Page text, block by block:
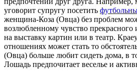
уговорит супругу посетить
женщина-Коза (Овца) без проблем
возлюбленному чувство прекрасного
на выставку картин или в театр.
отношениях может стать то
(Овца) больше любит сидеть дома, в
Лошадь предпочитает веселье и